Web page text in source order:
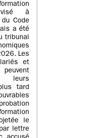
visé à
Code
a été
tribunal
Les
et
tard
le
lettre